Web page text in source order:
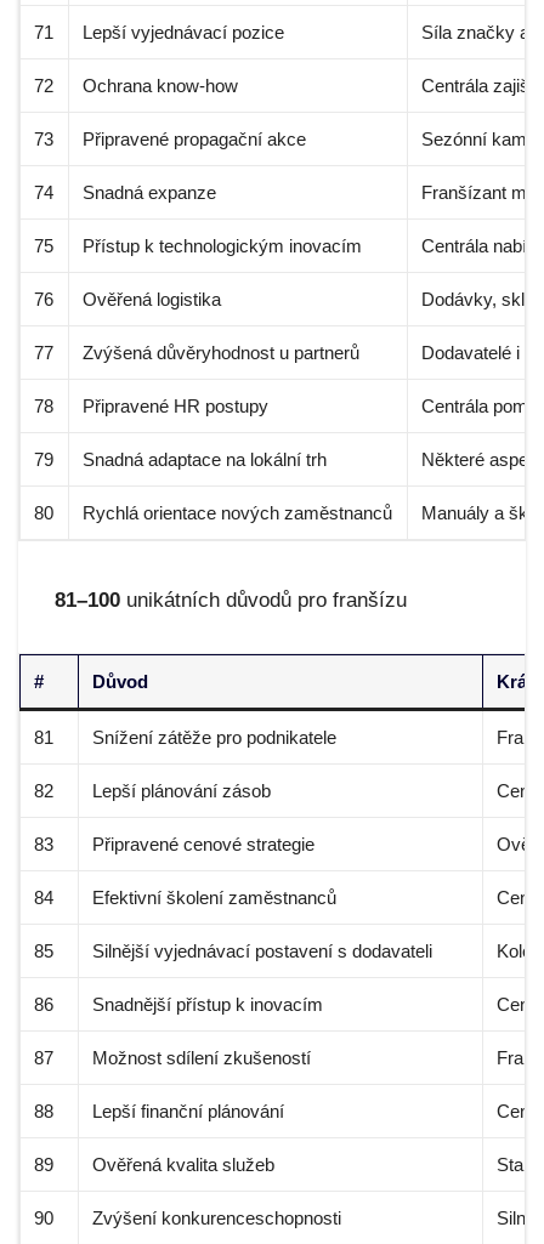
71 Lepší vyjednávací pozice Síla značky a
72 Ochrana know-how Centrála
73 Připravené propagační akce Sezónní
74 Snadná expanze Franšízant
75 Přístup k technologickým inovacím Centrála
76 Ověřená logistika Dodávky,
77 Zvýšená důvěryhodnost u partnerů Dodavatelé i
78 Připravené HR postupy Centrála
79 Snadná adaptace na lokální trh Některé
80 Rychlá orientace nových zaměstnanců Manuály a
81–100 unikátních důvodů pro franšízu
# Důvod
81 Snížení zátěže pro podnikatele
82 Lepší plánování zásob
83 Připravené cenové strategie
84 Efektivní školení zaměstnanců
85 Silnější vyjednávací postavení s dodavateli
86 Snadnější přístup k inovacím
87 Možnost sdílení zkušeností
88 Lepší finanční plánování
89 Ověřená kvalita služeb
90 Zvýšení konkurenceschopnosti Silný